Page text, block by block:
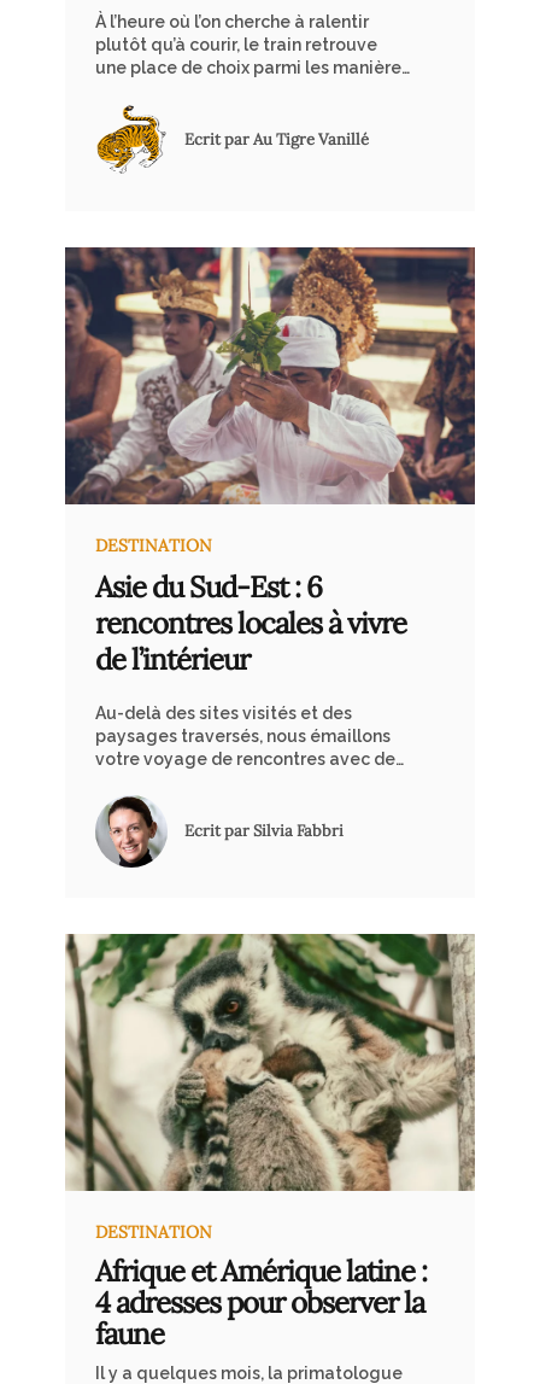
À l’heure où l’on cherche à ralentir
plutôt qu’à courir, le train retrouve
une place de choix parmi les manières
deux points sur une carte, il devient
une expérience à part entière. Dans
cet esprit, nous vous invitons à
que la destination.
Ecrit par Au Tigre Vanillé
DESTINATION
Asie du Sud-Est : 6
rencontres locales à vivre
de l’intérieur
Au-delà des sites visités et des
paysages traversés, nous émaillons
votre voyage de rencontres avec des
singulier, à la passion ancrée, qui
vous mettent en contact avec la
culture du pays d’une façon qu’aucun
monument ne peut offrir.
Ecrit par Silvia Fabbri
DESTINATION
Afrique et Amérique latine :
4 adresses pour observer la
faune
Il y a quelques mois, la primatologue